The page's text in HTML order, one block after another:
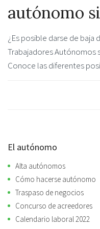
autónomo
¿Es posible darse de baja
Trabajadores Autónomos
Conoce las diferentes
El autónomo
Alta autónomos
Cómo hacerse autónomo
Traspaso de negocios
Concurso de acreedores
Calendario laboral 2022